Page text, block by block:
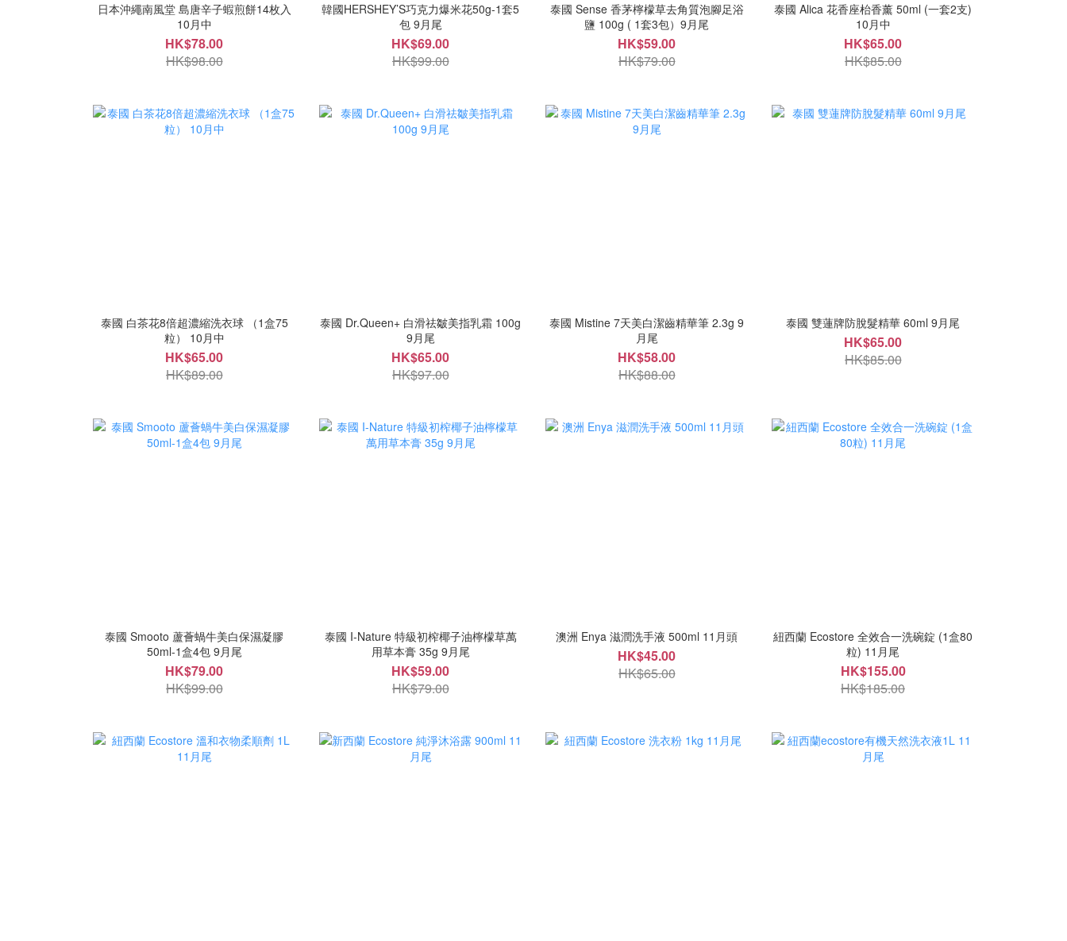
日本沖繩南風堂 島唐辛子蝦煎餅14枚入
10月中
HK$78.00
HK$98.00
韓國HERSHEY’S巧克力爆米花50g-1套5
包 9月尾
HK$69.00
HK$99.00
泰國 Sense 香茅檸檬草去角質泡腳足浴
鹽 100g ( 1套3包）9月尾
HK$59.00
HK$79.00
泰國 Alica 花香座枱香薰 50ml (一套2支)
10月中
HK$65.00
HK$85.00
泰國 白茶花8倍超濃縮洗衣球 （1盒75
粒） 10月中
HK$65.00
HK$89.00
泰國 Dr.Queen+ 白滑祛皺美指乳霜 100g
9月尾
HK$65.00
HK$97.00
泰國 Mistine 7天美白潔齒精華筆 2.3g 9
月尾
HK$58.00
HK$88.00
泰國 雙蓮牌防脫髮精華 60ml 9月尾
HK$65.00
HK$85.00
泰國 Smooto 蘆薈蝸牛美白保濕凝膠
50ml-1盒4包 9月尾
HK$79.00
HK$99.00
泰國 I-Nature 特級初榨椰子油檸檬草萬
用草本膏 35g 9月尾
HK$59.00
HK$79.00
澳洲 Enya 滋潤洗手液 500ml 11月頭
HK$45.00
HK$65.00
紐西蘭 Ecostore 全效合一洗碗錠 (1盒80
粒) 11月尾
HK$155.00
HK$185.00